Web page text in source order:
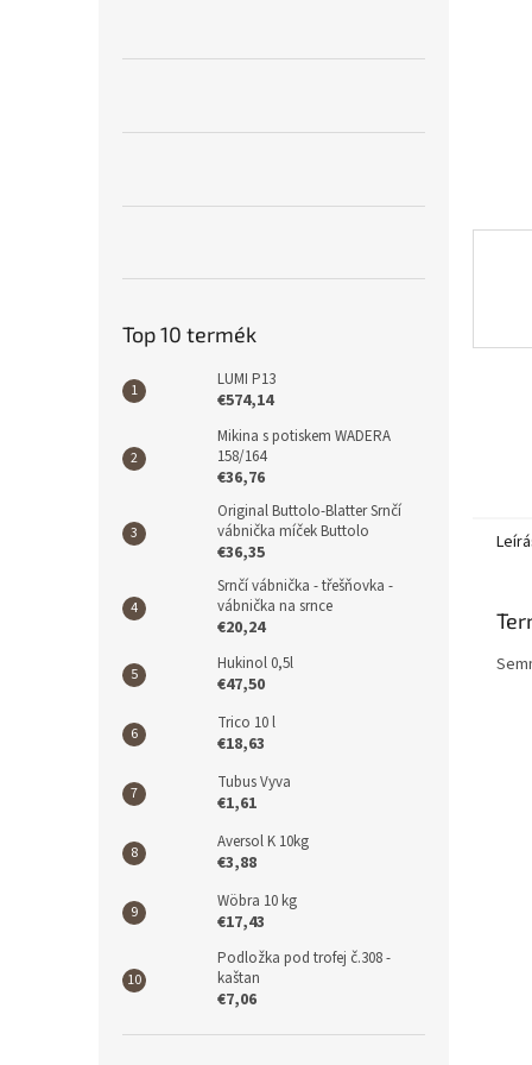
Top 10 termék
LUMI P13
€574,14
Mikina s potiskem WADERA
158/164
€36,76
Original Buttolo-Blatter Srnčí
vábnička míček Buttolo
€36,35
Srnčí vábnička - třešňovka -
vábnička na srnce
€20,24
Hukinol 0,5l
€47,50
Trico 10 l
€18,63
Tubus Vyva
€1,61
Aversol K 10kg
€3,88
Wöbra 10 kg
€17,43
Podložka pod trofej č.308 -
kaštan
€7,06